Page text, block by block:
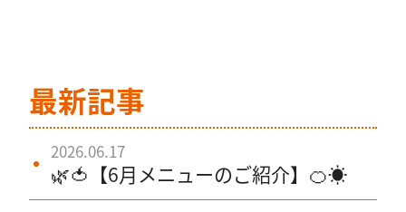
最新記事
2026.06.17
🌿🍅【6月メニューのご紹介】🍊☀️